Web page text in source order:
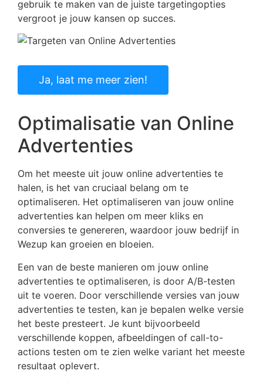
gebruik te maken van de juiste targetingopties
vergroot je jouw kansen op succes.
Ja, laat me meer zien!
Optimalisatie van Online
Advertenties
Om het meeste uit jouw online advertenties te
halen, is het van cruciaal belang om te
optimaliseren. Het optimaliseren van jouw online
advertenties kan helpen om meer kliks en
conversies te genereren, waardoor jouw bedrijf in
Wezup kan groeien en bloeien.
Een van de beste manieren om jouw online
advertenties te optimaliseren, is door A/B-testen
uit te voeren. Door verschillende versies van jouw
advertenties te testen, kan je bepalen welke versie
het beste presteert. Je kunt bijvoorbeeld
verschillende koppen, afbeeldingen of call-to-
actions testen om te zien welke variant het meeste
resultaat oplevert.